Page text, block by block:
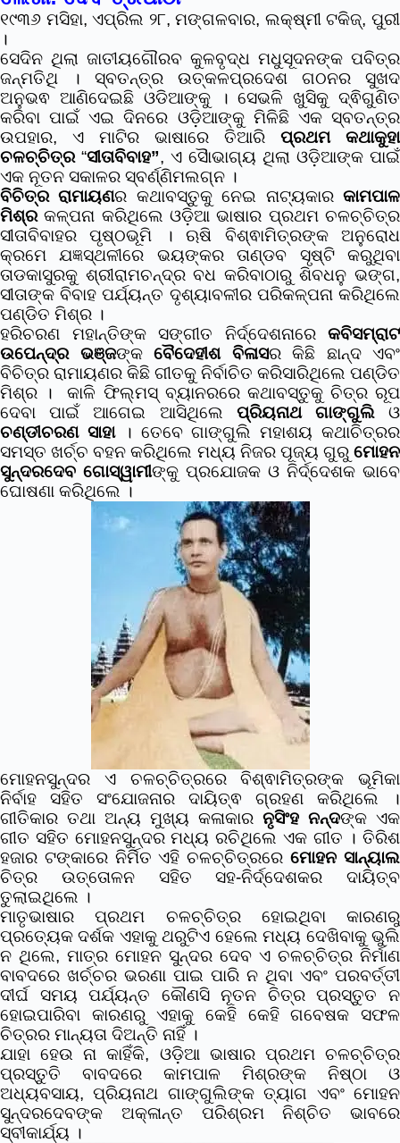
୧୯୩୬ ମସିହା, ଏପ୍ରିଲ ୨୮, ମଙ୍ଗଳବାର, ଲକ୍ଷ୍ମୀ ଟକିଜ୍, ପୁରୀ
।
ସେଦିନ ଥିଲା ଜାତୀୟଗୌରବ କୁଳବୃଦ୍ଧ ମଧୁସୂଦନଙ୍କ ପବିତ୍ର
ଜନ୍ମତିଥି । ସ୍ବତନ୍ତ୍ର ଉତ୍କଳପ୍ରଦେଶ ଗଠନର ସୁଖଦ
ଅନୁଭଵ ଆଣିଦେଇଛି ଓଡିଆଙ୍କୁ । ସେଭଳି ଖୁସିକୁ ଦ୍ଵିଗୁଣିତ
କରିବା ପାଇଁ ଏଇ ଦିନରେ ଓଡ଼ିଆଙ୍କୁ ମିଳିଛି ଏକ ସ୍ବତନ୍ତ୍ର
ଉପହାର, ଏ ମାଟିର ଭାଷାରେ ତିଆରି ପ୍ରଥମ କଥାକୁହା
ଚଳଚ୍ଚିତ୍ର“ସୀତାବିବାହ”, ଏ ସୈାଭାଗ୍ୟ ଥିଲା ଓଡ଼ିଆଙ୍କ ପାଇଁ
ଏକ ନୂତନ ସକାଳର ସ୍ବର୍ଣ୍ଣିମଲଗ୍ନ ।
ବିଚିତ୍ର ରାମାୟଣର କଥାବସ୍ତୁକୁ ନେଇ ନାଟ୍ୟକାରକାମପାଳ
ମିଶ୍ରକଳ୍ପନା କରିଥିଲେ ଓଡ଼ିଆ ଭାଷାର ପ୍ରଥମ ଚଳଚ୍ଚିତ୍ର
ସୀତାବିବାହର ପୃଷ୍ଠଭୂମି । ଋଷି ବିଶ୍ଵାମିତ୍ରଙ୍କ ଅନୁରୋଧ
କ୍ରମେ ଯଜ୍ଞସ୍ଥଳୀରେ ଭୟଙ୍କର ତାଣ୍ଡବ ସୃଷ୍ଟି କରୁଥିବା
ତାଡକାସୁରକୁ ଶ୍ରୀରାମଚନ୍ଦ୍ର ବଧ କରିବାଠାରୁ ଶିବଧନୁ ଭଙ୍ଗ,
ସୀତାଙ୍କ ବିବାହ ପର୍ଯ୍ୟନ୍ତ ଦୃଶ୍ୟାବଳୀର ପରିକଳ୍ପନା କରିଥିଲେ
ପଣ୍ଡିତ ମିଶ୍ର ।
ହରିଚରଣ ମହାନ୍ତିଙ୍କ ସଙ୍ଗୀତ ନିର୍ଦ୍ଦେଶନାରେ କବିସମ୍ରାଟ
ଉପେନ୍ଦ୍ର ଭଞ୍ଜଙ୍କ ବୈଦେହୀଶ ବିଳାସର କିଛି ଛାନ୍ଦ ଏବଂ
ବିଚିତ୍ର ରାମାୟଣର କିଛି ଗୀତକୁ ନିର୍ବାଚିତ କରିସାରିଥିଲେ ପଣ୍ଡିତ
ମିଶ୍ର । କାଳି ଫିଲ୍ମସ୍ ବ୍ୟାନରରେ କଥାବସ୍ତୁକୁ ଚିତ୍ର ରୂପ
ଦେବା ପାଇଁ ଆଗେଇ ଆସିଥିଲେ ପ୍ରିୟନାଥ ଗାଙ୍ଗୁଲିଓ
ଚଣ୍ଡୀଚରଣ ସାହା। ତେବେ ଗାଙ୍ଗୁଲି ମହାଶୟ କଥାଚିତ୍ରର
ସମସ୍ତ ଖର୍ଚ୍ଚ ବହନ କରିଥିଲେ ମଧ୍ୟ ନିଜର ପୂଜ୍ୟ ଗୁରୁ ମୋହନ
ସୁନ୍ଦରଦେବ ଗୋସ୍ୱାମୀଙ୍କୁ ପ୍ରଯୋଜକ ଓ ନିର୍ଦ୍ଦେଶକ ଭାବେ
ଘୋଷଣା କରିଥିଲେ ।
ମୋହନସୁନ୍ଦର ଏ ଚଳଚ୍ଚିତ୍ରରେ ବିଶ୍ଵାମିତ୍ରଙ୍କ ଭୂମିକା
ନିର୍ବାହ ସହିତ ସଂଯୋଜନାର ଦାୟିତ୍ଵ ଗ୍ରହଣ କରିଥିଲେ ।
ଗୀତିକାର ତଥା ଅନ୍ୟ ମୁଖ୍ୟ କଳାକାର ନୃସିଂହ ନନ୍ଦଙ୍କ ଏକ
ଗୀତ ସହିତ ମୋହନସୁନ୍ଦର ମଧ୍ୟ ରଚିଥିଲେ ଏକ ଗୀତ । ତିରିଶ
ହଜାର ଟଙ୍କାରେ ନିର୍ମିତ ଏହି ଚଳଚ୍ଚିତ୍ରରେମୋହନ ସାନ୍ୟାଲ
ଚିତ୍ର ଉତ୍ତୋଳନ ସହିତ ସହ-ନିର୍ଦ୍ଦେଶକର ଦାୟିତ୍ବ
ତୁଲାଇଥିଲେ ।
ମାତୃଭାଷାର ପ୍ରଥମ ଚଳଚ୍ଚିତ୍ର ହୋଇଥିବା କାରଣରୁ
ପ୍ରତ୍ୟେକ ଦର୍ଶକ ଏହାକୁ ଥରୁଟିଏ ହେଲେ ମଧ୍ୟ ଦେଖିବାକୁ ଭୁଲି
ନ ଥିଲେ, ମାତ୍ର ମୋହନ ସୁନ୍ଦର ଦେବ ଏ ଚଳଚ୍ଚିତ୍ର ନିର୍ମାଣ
ବାବଦରେ ଖର୍ଚ୍ଚର ଭରଣା ପାଇ ପାରି ନ ଥିବା ଏବଂ ପରବର୍ତ୍ତୀ
ଦୀର୍ଘ ସମୟ ପର୍ଯ୍ୟନ୍ତ କୌଣସି ନୂତନ ଚିତ୍ର ପ୍ରସ୍ତୁତ ନ
ହୋଇପାରିବା କାରଣରୁ ଏହାକୁ କେହି କେହି ଗବେଷକ ସଫଳ
ଚିତ୍ରର ମାନ୍ୟତା ଦିଅନ୍ତି ନାହିଁ ।
ଯାହା ହେଉ ନା କାହିଁକି, ଓଡ଼ିଆ ଭାଷାର ପ୍ରଥମ ଚଳଚ୍ଚିତ୍ର
ପ୍ରସ୍ତୁତି ବାବଦରେ କାମପାଳ ମିଶ୍ରଙ୍କ ନିଷ୍ଠା ଓ
ଅଧ୍ୟବସାୟ, ପ୍ରିୟନାଥ ଗାଙ୍ଗୁଲିଙ୍କ ତ୍ୟାଗ ଏବଂ ମୋହନ
ସୁନ୍ଦରଦେବଙ୍କ ଅକ୍ଳାନ୍ତ ପରିଶ୍ରମ ନିଶ୍ଚିତ ଭାବରେ
ସ୍ବୀକାର୍ଯ୍ୟ ।